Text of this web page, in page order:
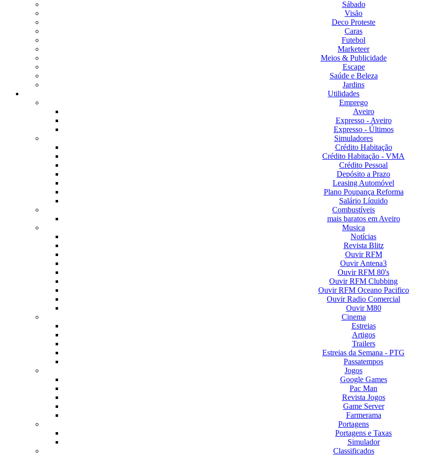
Sábado
Visão
Deco Proteste
Caras
Futebol
Marketeer
Meios & Publicidade
Escape
Saúde e Beleza
Jardins
Utilidades
Emprego
Aveiro
Expresso - Aveiro
Expresso - Últimos
Simuladores
Crédito Habitação
Crédito Habitação - VMA
Crédito Pessoal
Depósito a Prazo
Leasing Automóvel
Plano Poupança Reforma
Salário Líquido
Combustíveis
mais baratos em Aveiro
Musica
Notícias
Revista Blitz
Ouvir RFM
Ouvir Antena3
Ouvir RFM 80's
Ouvir RFM Clubbing
Ouvir RFM Oceano Pacifico
Ouvir Radio Comercial
Ouvir M80
Cinema
Estreias
Artigos
Trailers
Estreias da Semana - PTG
Passatempos
Jogos
Google Games
Pac Man
Revista Jogos
Game Server
Farmerama
Portagens
Portagens e Taxas
Simulador
Classificados